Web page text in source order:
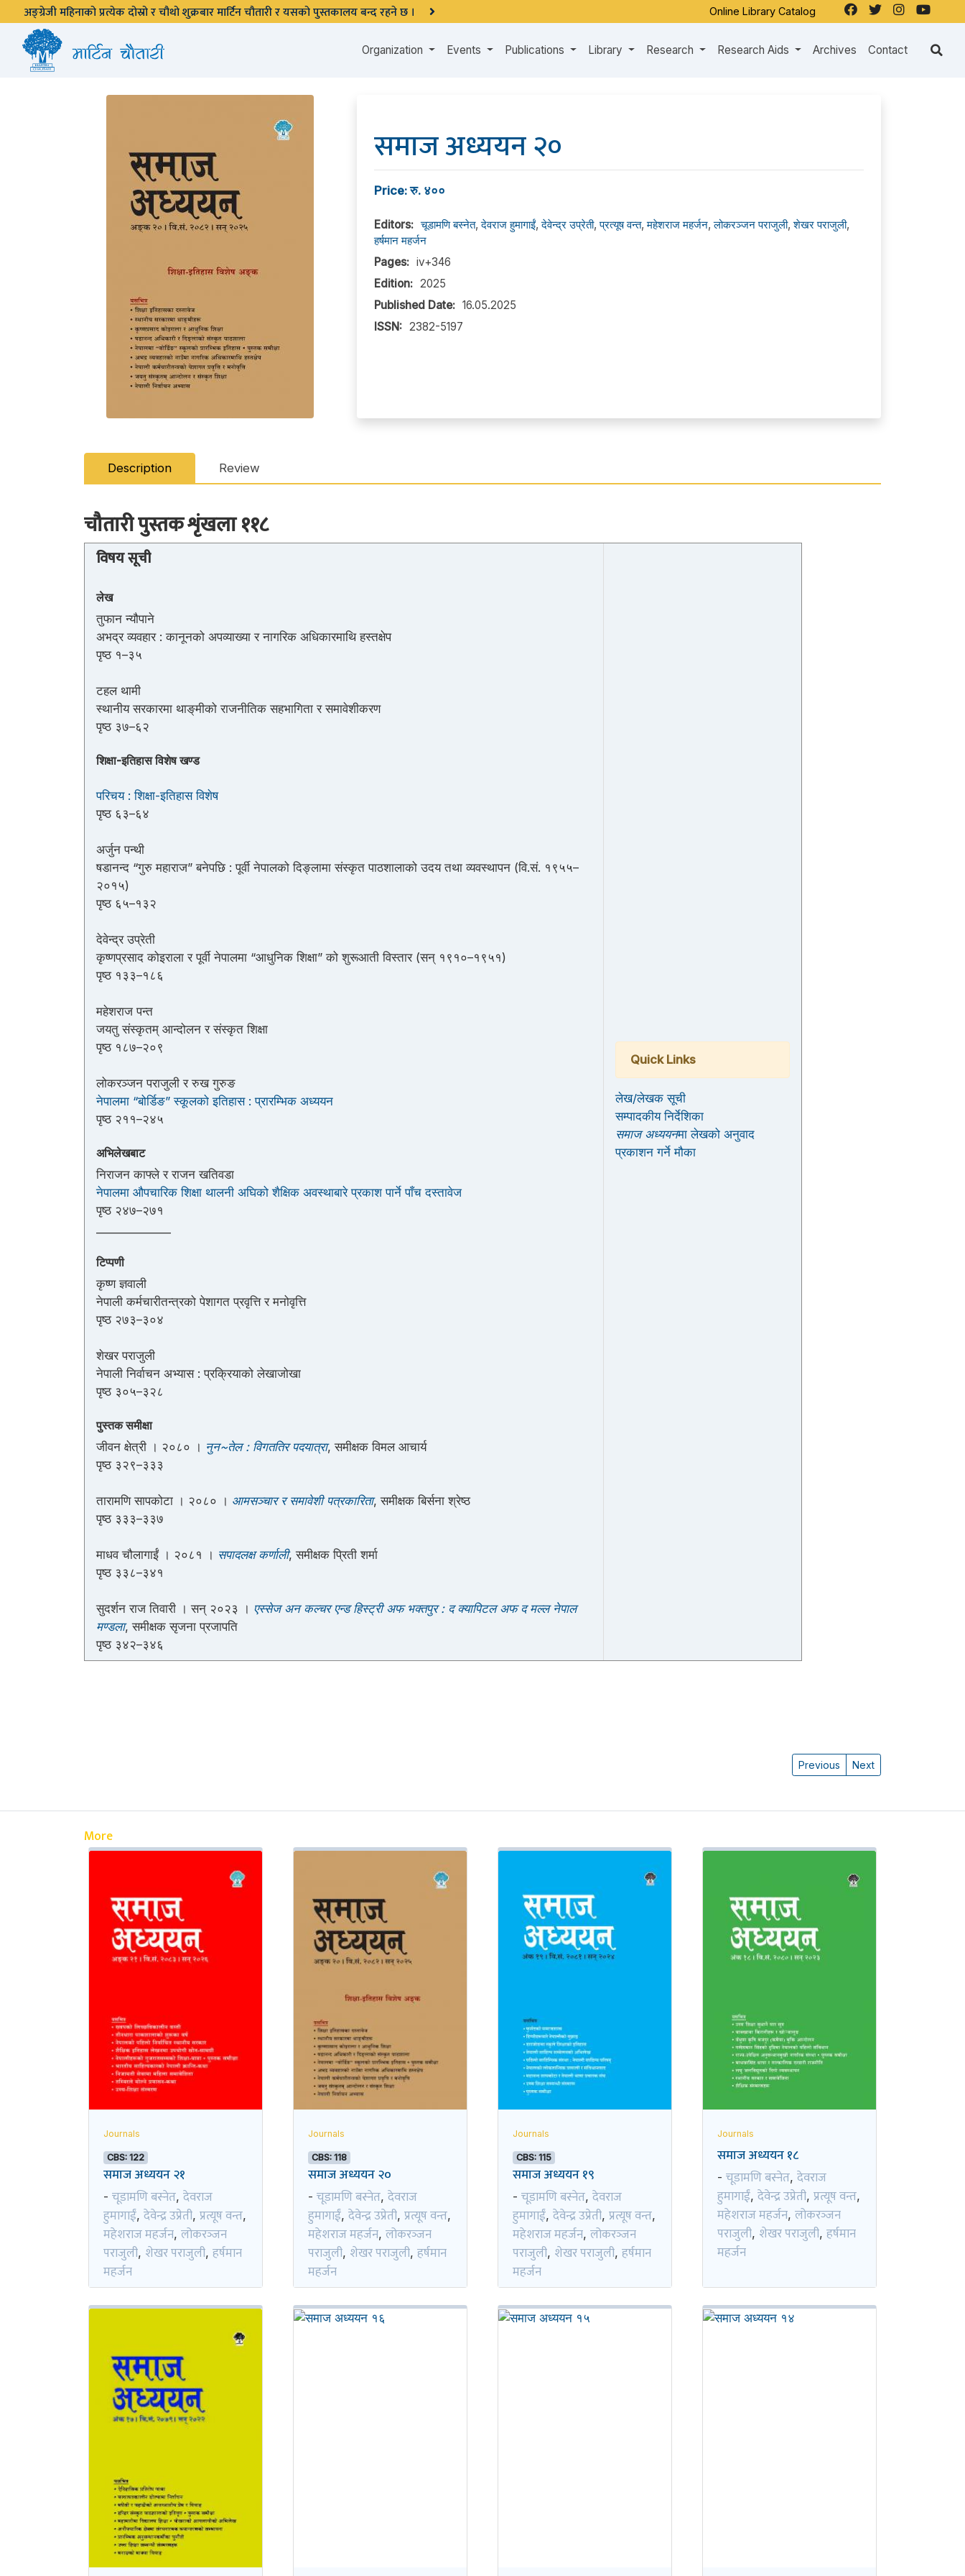
अङ्ग्रेजी महिनाको प्रत्येक दोस्रो र चौथो शुक्रबार मार्टिन चौतारी र यसको पुस्तकालय बन्द रहने छ । Online Library Catalog
Organization Events Publications Library Research Research Aids Archives Contact
समाज अध्ययन २०
Price: रु. ४००
Editors: चूडामणि बस्नेत,देवराज हुमागाईं,देवेन्द्र उप्रेती,प्रत्यूष वन्त,महेशराज महर्जन,लोकरञ्‍जन पराजुली,शेखर पराजुली,
हर्षमान महर्जन
Pages: iv+346
Edition: 2025
Published Date: 16.05.2025
ISSN: 2382-5197
Description Review
चौतारी पुस्तक शृंखला ११८
विषय सूची
लेख
तुफान न्यौपाने
अभद्र व्यवहार : कानूनको अपव्याख्या र नागरिक अधिकारमाथि हस्तक्षेप
पृष्ठ १–३५
टहल थामी
स्थानीय सरकारमा थाङ्‌मीको राजनीतिक सहभागिता र समावेशीकरण
पृष्ठ ३७–६२
शिक्षा-इतिहास विशेष खण्ड
परिचय : शिक्षा-इतिहास विशेष
पृष्ठ ६३–६४
अर्जुन पन्थी
षडानन्द “गुरु महाराज” बनेपछि : पूर्वी नेपालको दिङ्लामा संस्कृत पाठशालाको उदय तथा व्यवस्थापन (वि.सं. १९५५–
२०१५)
पृष्ठ ६५–१३२
देवेन्द्र उप्रेती
कृष्णप्रसाद कोइराला र पूर्वी नेपालमा “आधुनिक शिक्षा” को शुरूआती विस्तार (सन् १९१०–१९५१)
पृष्ठ १३३–१८६
महेशराज पन्त
जयतु संस्कृतम्‌ आन्दोलन र संस्कृत शिक्षा
पृष्ठ १८७–२०९
लोकरञ्जन पराजुली र रुख गुरुङ
नेपालमा “बोर्डिङ” स्कूलको इतिहास : प्रारम्भिक अध्ययन
पृष्ठ २११–२४५
अभिलेखबाट
निराजन काफ्ले र राजन खतिवडा
नेपालमा औपचारिक शिक्षा थालनी अघिको शैक्षिक अवस्थाबारे प्रकाश पार्ने पाँच दस्तावेज
पृष्ठ २४७–२७१
टिप्पणी
कृष्ण ज्ञवाली
नेपाली कर्मचारीतन्त्रको पेशागत प्रवृत्ति र मनोवृत्ति
पृष्ठ २७३–३०४
शेखर पराजुली
नेपाली निर्वाचन अभ्यास : प्रक्रियाको लेखाजोखा
पृष्ठ ३०५–३२८
पुस्तक समीक्षा
जीवन क्षेत्री । २०८० । नुन~तेल : विगततिर पदयात्रा, समीक्षक विमल आचार्य
पृष्ठ ३२९–३३३
तारामणि सापकोटा । २०८० । आमसञ्चार र समावेशी पत्रकारिता, समीक्षक बिर्सना श्रेष्ठ
पृष्ठ ३३३–३३७
माधव चौलागाईं । २०८१ । सपादलक्ष कर्णाली, समीक्षक प्रिती शर्मा
पृष्ठ ३३८–३४१
सुदर्शन राज तिवारी । सन् २०२३ । एस्सेज अन कल्चर एन्ड हिस्ट्री अफ भक्तपुर : द क्यापिटल अफ द मल्ल नेपाल
मण्डला, समीक्षक सृजना प्रजापति
पृष्ठ ३४२–३४६
Quick Links
लेख/लेखक सूची
सम्पादकीय निर्देशिका
समाज अध्ययनमा लेखको अनुवाद
प्रकाशन गर्ने मौका
Previous Next
More
Journals
CBS: 122
समाज अध्ययन २१
- चूडामणि बस्नेत, देवराज
हुमागाईं, देवेन्द्र उप्रेती, प्रत्यूष वन्त,
महेशराज महर्जन, लोकरञ्‍जन
पराजुली, शेखर पराजुली, हर्षमान
महर्जन
Journals
CBS: 118
समाज अध्ययन २०
- चूडामणि बस्नेत, देवराज
हुमागाईं, देवेन्द्र उप्रेती, प्रत्यूष वन्त,
महेशराज महर्जन, लोकरञ्‍जन
पराजुली, शेखर पराजुली, हर्षमान
महर्जन
Journals
CBS: 115
समाज अध्ययन १९
- चूडामणि बस्नेत, देवराज
हुमागाईं, देवेन्द्र उप्रेती, प्रत्यूष वन्त,
महेशराज महर्जन, लोकरञ्‍जन
पराजुली, शेखर पराजुली, हर्षमान
महर्जन
Journals
समाज अध्ययन १८
- चूडामणि बस्नेत, देवराज
हुमागाईं, देवेन्द्र उप्रेती, प्रत्यूष वन्त,
महेशराज महर्जन, लोकरञ्‍जन
पराजुली, शेखर पराजुली, हर्षमान
महर्जन